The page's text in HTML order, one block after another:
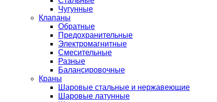
Чугунные
Клапаны
Обратные
Предохранительные
Электромагнитные
Смесительные
Разные
Балансировочные
Краны
Шаровые стальные и нержавеющие
Шаровые латунные